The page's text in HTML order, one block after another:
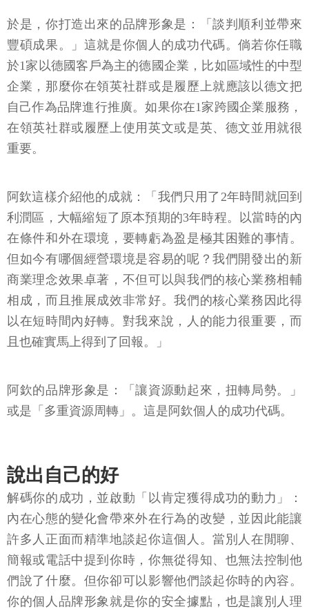
於是，你打造出來的品牌形象是：「談判順利並帶來
豐碩成果。」這就是你個人的成功代碼。倘若你任職
於1家以德國客戶為主的德國企業，比如區域性的中型
企業，那麼你在領英社群或是履歷上就應該以德文把
自己作為品牌進行推廣。如果你在1家跨國企業服務，
在領英社群或履歷上使用英文或是英、德文並用就很
重要。
阿欽這樣介紹他的成就：「我們只用了2年時間就回到
利潤區，大幅縮短了原本預期的3年時程。以當時的內
在條件和外在環境，要轉虧為盈是極其困難的事情。
但如今有哪個經營環境是容易的呢？我們開發出的新
商業理念效果卓著，不但可以與我們的核心業務相輔
相成，而且推展成效非常好。我們的核心業務因此得
以在短時間內好轉。對我來說，人的能力很重要，而
且也確實馬上得到了回報。」
阿欽的品牌形象是：「讓資源動起來，扭轉局勢。」
或是「多重資源周轉」。這是阿欽個人的成功代碼。
說出自己的好
解碼你的成功，並啟動「以肯定獲得成功的動力」：
內在心態的變化會帶來外在行為的改變，並因此能讓
許多人正面而精準地談起你這個人。當別人在閒聊、
簡報或電話中提到你時，你無從得知、也無法控制他
們說了什麼。但你卻可以影響他們談起你時的內容。
你的個人品牌形象就是你的安全據點，也是讓別人理